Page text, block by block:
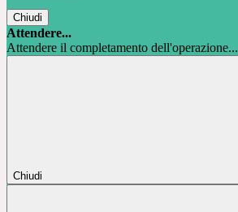
Chiudi
Attendere...
Attendere il completamento dell'operazione...
Chiudi